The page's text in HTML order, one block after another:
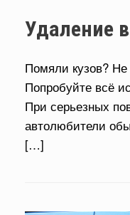
Удаление
Помяли кузов?
Попробуйте всё
При серьезных
автолюбители
[…]